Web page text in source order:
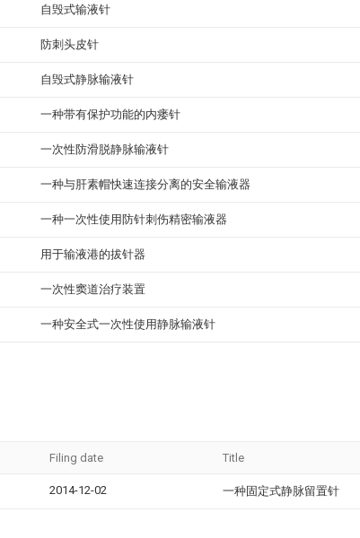
自毁式输液针
防刺头皮针
自毁式静脉输液针
一种带有保护功能的内瘘针
一次性防滑脱静脉输液针
一种与肝素帽快速连接分离的安全输液器
一种一次性使用防针刺伤精密输液器
用于输液港的拔针器
一次性窦道治疗装置
一种安全式一次性使用静脉输液针
Filing date Title
2014-12-02 一种固定式静脉留置针